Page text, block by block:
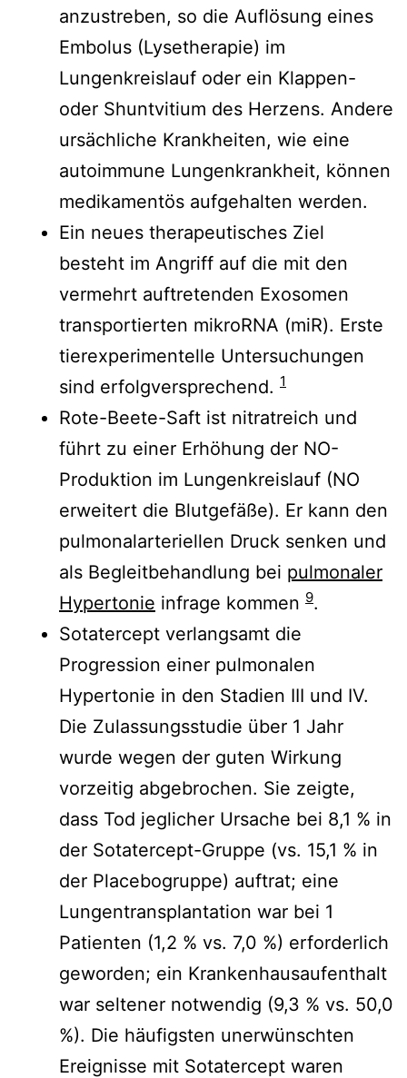
anzustreben, so die Auflösung eines
Embolus (Lysetherapie) im
Lungenkreislauf oder ein Klappen-
oder Shuntvitium des Herzens. Andere
ursächliche Krankheiten, wie eine
autoimmune Lungenkrankheit, können
medikamentös aufgehalten werden.
Ein neues therapeutisches Ziel
besteht im Angriff auf die mit den
vermehrt auftretenden Exosomen
transportierten mikroRNA (miR). Erste
tierexperimentelle Untersuchungen
sind erfolgversprechend. 1
Rote-Beete-Saft ist nitratreich und
führt zu einer Erhöhung der NO-
Produktion im Lungenkreislauf (NO
erweitert die Blutgefäße). Er kann den
pulmonalarteriellen Druck senken und
als Begleitbehandlung bei pulmonaler
Hypertonie infrage kommen 9.
Sotatercept verlangsamt die
Progression einer pulmonalen
Hypertonie in den Stadien III und IV.
Die Zulassungsstudie über 1 Jahr
wurde wegen der guten Wirkung
vorzeitig abgebrochen. Sie zeigte,
dass Tod jeglicher Ursache bei 8,1 % in
der Sotatercept-Gruppe (vs. 15,1 % in
der Placebogruppe) auftrat; eine
Lungentransplantation war bei 1
Patienten (1,2 % vs. 7,0 %) erforderlich
geworden; ein Krankenhausaufenthalt
war seltener notwendig (9,3 % vs. 50,0
%). Die häufigsten unerwünschten
Ereignisse mit Sotatercept waren